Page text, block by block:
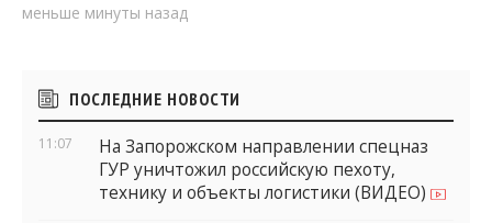
меньше минуты назад
Боковые
виджеты
ПОСЛЕДНИЕ НОВОСТИ
11:07
На Запорожском направлении спецназ
ГУР уничтожил российскую пехоту,
технику и объекты логистики (ВИДЕО)